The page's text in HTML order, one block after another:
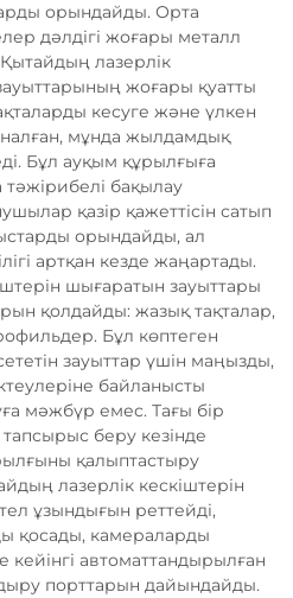
орындайды. Орта
дәлдігі жоғары металл
Қытайдың лазерлік
жоғары қуатты
кесуге және үлкен
мұнда жылдамдық
Бұл ауқым құрылғыға
бақылау
қазір қажеттісін сатып
орындайды, ал
артқан кезде жаңартады.
шығаратын зауыттары
қолдайды: жазық тақталар,
Бұл көптеген
зауыттар үшін маңызды,
байланысты
мәжбүр емес. Тағы бір
беру кезінде
қалыптастыру
лазерлік кескіштерін
ұзындығын реттейді,
қосады, камераларды
автоматтандырылған
порттарын дайындайды.